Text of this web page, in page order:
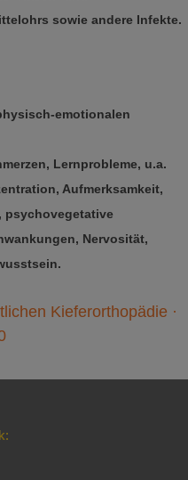
sowie andere Infekte.
emotionalen
Lernprobleme, u.a.
Aufmerksamkeit,
psychovegetative
Nervosität,
Kieferorthopädie ·